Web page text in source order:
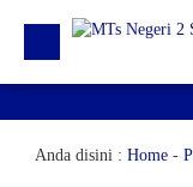
Berita
Anda disini : Home-